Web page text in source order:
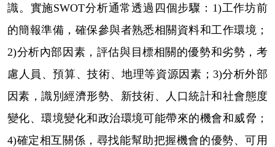
識。實施SWOT分析通常透過四個步驟： 1)工作坊前
的簡報準備，確保參與者熟悉相關資料和工作環境；
2)分析內部因素，評估與目標相關的優勢和劣勢，考
慮人員、預算、技術、地理等資源因素； 3)分析外部
因素，識別經濟形勢、新技術、人口統計和社會態度
變化、環境變化和政治環境可能帶來的機會和威脅；
4)確定相互關係，尋找能幫助把握機會的優勢、可用